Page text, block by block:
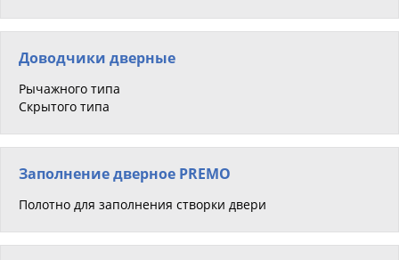
Доводчики дверные
Рычажного типа
Скрытого типа
Заполнение дверное PREMO
Полотно для заполнения створки двери